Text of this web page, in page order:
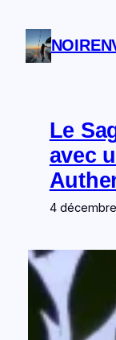
contenu
Le
avec
4
Recevez